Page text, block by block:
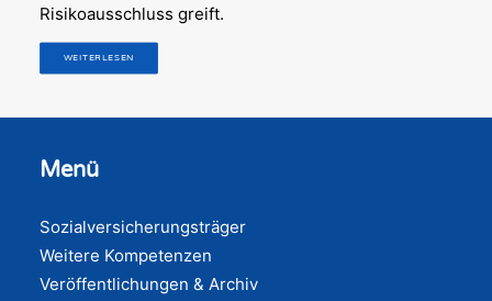
Risikoausschluss greift.
WEITERLESEN
Menü
Sozialversicherungsträger
Weitere Kompetenzen
Veröffentlichungen & Archiv